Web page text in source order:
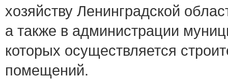
хозяйству Ленинградской
а также в администрации
которых осуществляется
помещений.